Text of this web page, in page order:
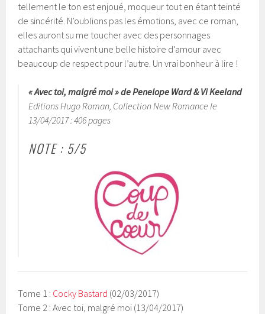
tellement le ton est enjoué, moqueur tout en étant teinté
de sincérité. N’oublions pas les émotions, avec ce roman,
elles auront su me toucher avec des personnages
attachants qui vivent une belle histoire d’amour avec
beaucoup de respect pour l’autre. Un vrai bonheur à lire !
« Avec toi, malgré moi » de Penelope Ward & Vi Keeland
Editions Hugo Roman, Collection New Romance le
13/04/2017 : 406 pages
NOTE : 5/5
Tome 1 : Cocky Bastard (02/03/2017)
Tome 2 : Avec toi, malgré moi (13/04/2017)